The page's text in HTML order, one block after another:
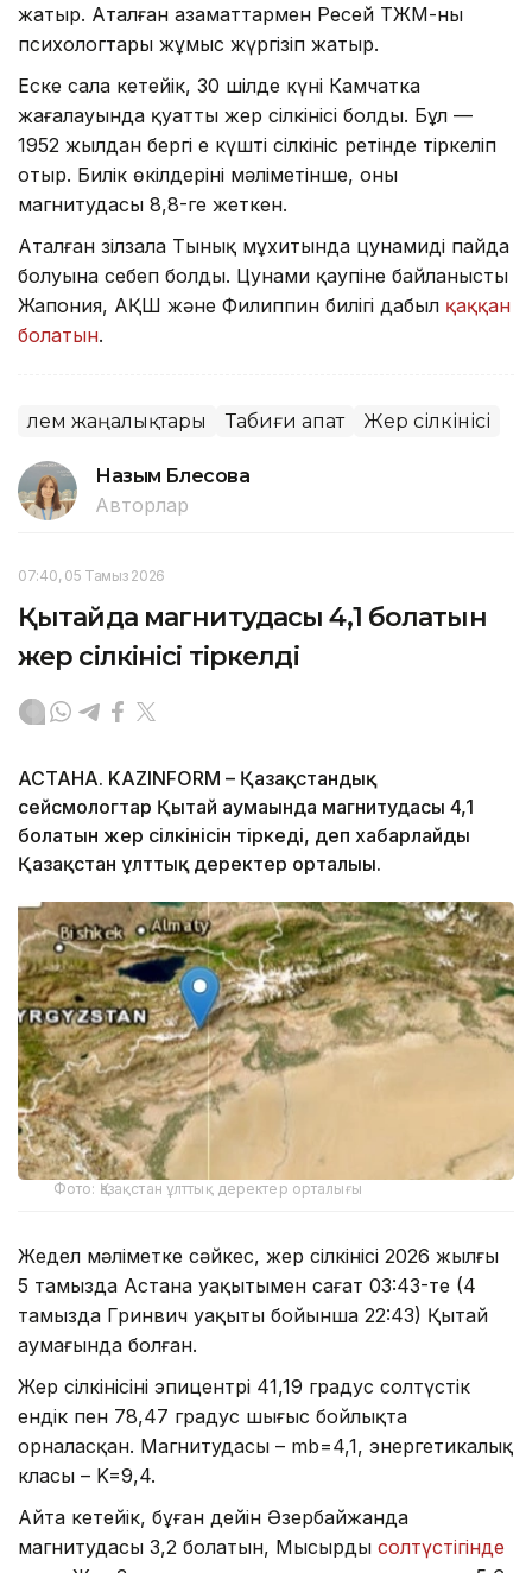
жатыр. Аталған азаматтармен Ресей ТЖМ-ның
психологтары жұмыс жүргізіп жатыр.
Еске сала кетейік, 30 шілде күні Камчатка
жағалауында қуатты жер сілкінісі болды. Бұл —
1952 жылдан бергі ең күшті сілкініс ретінде тіркеліп
отыр. Билік өкілдерінің мәліметінше, оның
магнитудасы 8,8-ге жеткен.
Аталған зілзала Тынық мұхитында цунамидің пайда
болуына себеп болды. Цунами қаупіне байланысты
Жапония, АҚШ және Филиппин билігі дабыл қаққан
болатын.
Әлем жаңалықтары Табиғи апат Жер сілкінісі
Назым Бөлесова
Авторлар
07:40, 05 Тамыз 2026
Қытайда магнитудасы 4,1 болатын
жер сілкінісі тіркелді
АСТАНА. KAZINFORM – Қазақстандық
сейсмологтар Қытай аумағында магнитудасы 4,1
болатын жер сілкінісін тіркеді, деп хабарлайды
Қазақстан ұлттық деректер орталығы.
Фото: Қазақстан ұлттық деректер орталығы
Жедел мәліметке сәйкес, жер сілкінісі 2026 жылғы
5 тамызда Астана уақытымен сағат 03:43-те (4
тамызда Гринвич уақыты бойынша 22:43) Қытай
аумағында болған.
Жер сілкінісінің эпицентрі 41,19 градус солтүстік
ендік пен 78,47 градус шығыс бойлықта
орналасқан. Магнитудасы – mb=4,1, энергетикалық
класы – K=9,4.
Айта кетейік, бұған дейін Әзербайжанда
магнитудасы 3,2 болатын, Мысырдың солтүстігінде